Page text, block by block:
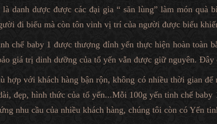
danh dược được các đại gia “ săn lùng” làm món quà
đi biếu mà còn tôn vinh vị trí của người được biếu
chế baby 1 được thượng đỉnh yến thực hiện hoàn toàn
giá trị dinh dưỡng của tổ yến vẫn được giữ nguyên.
hợp với khách hàng bận rộn, không có nhiều thời gian
đẹp, hình thức của tổ yến...Mỗi 100g yến tinh chế
nhu cầu của nhiều khách hàng, chúng tôi còn có Yến